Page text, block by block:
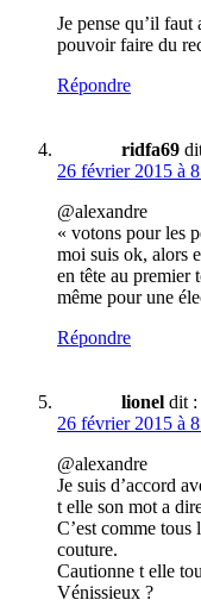
Je pense qu’il faut
pouvoir faire du
Répondre
ridfa69
26 février 2015 à
@alexandre
« votons pour les
moi suis ok, alors
en tête au premier
même pour une
Répondre
lionel dit :
26 février 2015 à
@alexandre
Je suis d’accord
t elle son mot a
C’est comme tous
couture.
Cautionne t elle
Vénissieux ?